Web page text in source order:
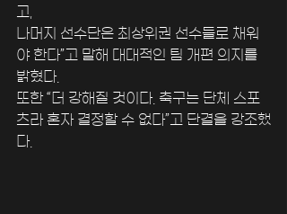
고,
나머지 선수단은 최상위권 선수들로 채워
야 한다”고 말해 대대적인 팀 개편 의지를
밝혔다.
또한 “더 강해질 것이다. 축구는 단체 스포
츠라 혼자 결정할 수 없다”고 단결을 강조했
다.